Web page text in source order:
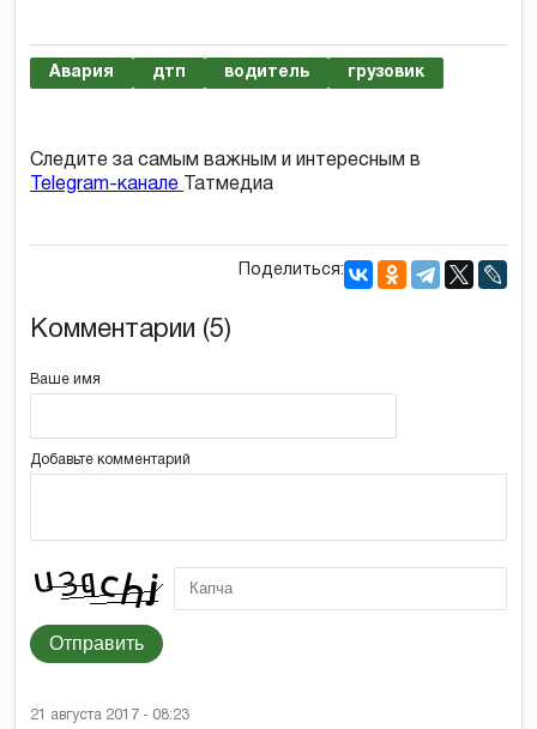
Авария дтп водитель грузовик
Следите за самым важным и интересным в
Telegram-канале
Татмедиа
Поделиться:
Комментарии (5)
Ваше имя
Добавьте комментарий
Отправить
21 августа 2017 - 08:23